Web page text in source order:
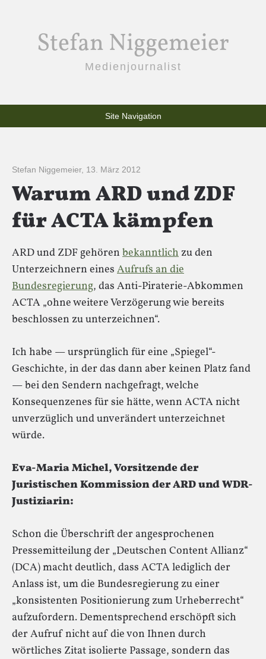
Stefan Niggemeier
Medienjournalist
Site Navigation
Stefan Niggemeier, 13. März 2012
Warum ARD und ZDF
für ACTA kämpfen
ARD und ZDF gehören bekanntlich zu den
Unterzeichnern eines Aufrufs an die
Bundesregierung, das Anti-Piraterie-Abkommen
ACTA „ohne weitere Verzögerung wie bereits
beschlossen zu unterzeichnen“.
Ich habe — ursprünglich für eine „Spiegel“-
Geschichte, in der das dann aber keinen Platz fand
— bei den Sendern nachgefragt, welche
Konsequenzenes für sie hätte, wenn ACTA nicht
unverzüglich und unverändert unterzeichnet
würde.
Eva-Maria Michel, Vorsitzende der
Juristischen Kommission der ARD und WDR-
Justiziarin:
Schon die Überschrift der angesprochenen
Pressemitteilung der „Deutschen Content Allianz“
(DCA) macht deutlich, dass ACTA lediglich der
Anlass ist, um die Bundesregierung zu einer
„konsistenten Positionierung zum Urheberrecht“
aufzufordern. Dementsprechend erschöpft sich
der Aufruf nicht auf die von Ihnen durch
wörtliches Zitat isolierte Passage, sondern das